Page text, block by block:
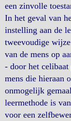
een zinvolle
In het geval van
instelling aan de
tweevoudige
van de mens op
- door het
mens die hieraan
onmogelijk
leermethode is
voor een